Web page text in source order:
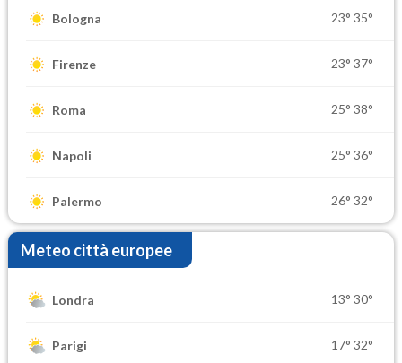
Bologna 23° 35°
Firenze 23° 37°
Roma 25° 38°
Napoli 25° 36°
Palermo 26° 32°
Meteo città europee
Londra 13° 30°
Parigi 17° 32°